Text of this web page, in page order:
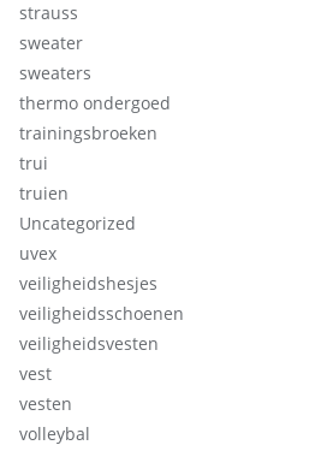
strauss
sweater
sweaters
thermo ondergoed
trainingsbroeken
trui
truien
Uncategorized
uvex
veiligheidshesjes
veiligheidsschoenen
veiligheidsvesten
vest
vesten
volleybal